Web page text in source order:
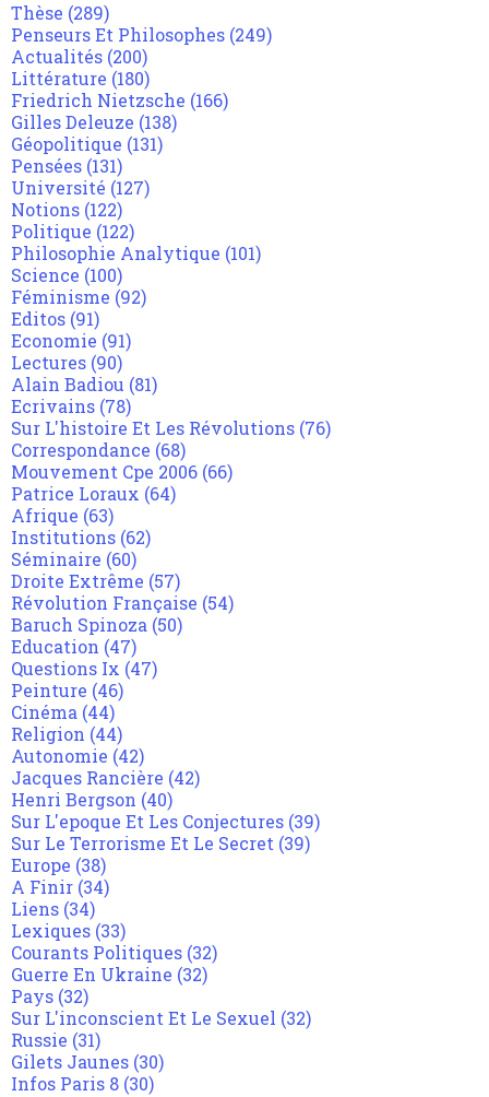
Thèse (289)
Penseurs Et Philosophes (249)
Actualités (200)
Littérature (180)
Friedrich Nietzsche (166)
Gilles Deleuze (138)
Géopolitique (131)
Pensées (131)
Université (127)
Notions (122)
Politique (122)
Philosophie Analytique (101)
Science (100)
Féminisme (92)
Editos (91)
Economie (91)
Lectures (90)
Alain Badiou (81)
Ecrivains (78)
Sur L'histoire Et Les Révolutions (76)
Correspondance (68)
Mouvement Cpe 2006 (66)
Patrice Loraux (64)
Afrique (63)
Institutions (62)
Séminaire (60)
Droite Extrême (57)
Révolution Française (54)
Baruch Spinoza (50)
Education (47)
Questions Ix (47)
Peinture (46)
Cinéma (44)
Religion (44)
Autonomie (42)
Jacques Rancière (42)
Henri Bergson (40)
Sur L'epoque Et Les Conjectures (39)
Sur Le Terrorisme Et Le Secret (39)
Europe (38)
A Finir (34)
Liens (34)
Lexiques (33)
Courants Politiques (32)
Guerre En Ukraine (32)
Pays (32)
Sur L'inconscient Et Le Sexuel (32)
Russie (31)
Gilets Jaunes (30)
Infos Paris 8 (30)